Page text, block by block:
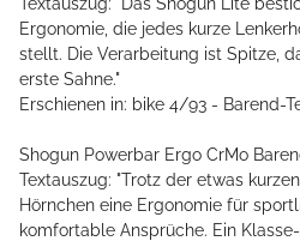
Textauszug: "Das Shogun Lite
Ergonomie, die jedes kurze
stellt. Die Verarbeitung ist Spitze,
erste Sahne."
Erschienen in: bike 4/93 - Barend-
Shogun Powerbar Ergo CrMo
Textauszug: "Trotz der etwas
Hörnchen eine Ergonomie für
komfortable Ansprüche. Ein